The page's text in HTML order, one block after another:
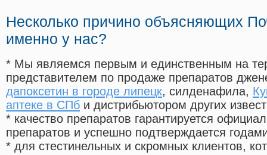
Несколько причино объясняющих
именно у нас?
* Мы являемся первым и единственным на
представителем по продаже препаратов
дапоксетин в городе липецк, силденафила,
аптеке в СПб и дистрибьютором других
* качество препаратов гарантируется
препаратов и успешно подтверждается
* для стестинельных и скромных клиентов,